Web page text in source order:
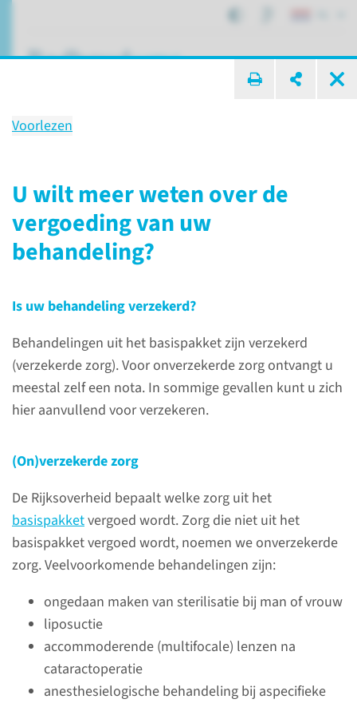
Voorlezen
U wilt meer weten over de
vergoeding van uw
behandeling?
Is uw behandeling verzekerd?
Behandelingen uit het basispakket zijn verzekerd
(verzekerde zorg). Voor onverzekerde zorg ontvangt u
meestal zelf een nota. In sommige gevallen kunt u zich
hier aanvullend voor verzekeren.
(On)verzekerde zorg
De Rijksoverheid bepaalt welke zorg uit het
basispakketvergoed wordt. Zorg die niet uit het
basispakket vergoed wordt, noemen we onverzekerde
zorg. Veelvoorkomende behandelingen zijn:
ongedaan maken van sterilisatie bij man of vrouw
liposuctie
accommoderende (multifocale) lenzen na
cataractoperatie
anesthesielogische behandeling bij aspecifieke
Patiëntenzorg Uw afspraak Kosten van zorg
voorkomende vragen met
betrekking tot zorgkosten voor
u op een rijtje gezet.
Heeft uw zorgverzekeraar
Radboudumc voor 2026?
Ieder jaar sluiten
zorgverzekeraars en
elkaar af. Daarin wordt bepaald
hoeveel zorg het ziekenhuis
maximaal mag leveren en
tegen welke prijs dat gebeurt.